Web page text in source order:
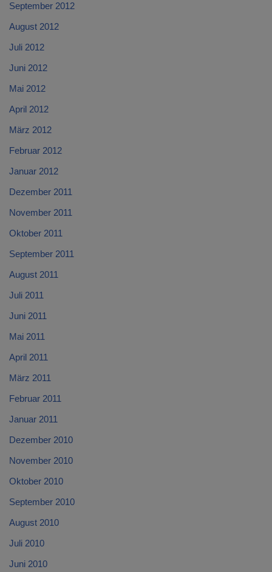
September 2012
August 2012
Juli 2012
Juni 2012
Mai 2012
April 2012
März 2012
Februar 2012
Januar 2012
Dezember 2011
November 2011
Oktober 2011
September 2011
August 2011
Juli 2011
Juni 2011
Mai 2011
April 2011
März 2011
Februar 2011
Januar 2011
Dezember 2010
November 2010
Oktober 2010
September 2010
August 2010
Juli 2010
Juni 2010